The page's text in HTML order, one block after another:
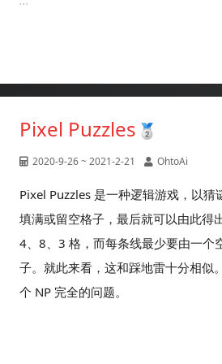
Pixel Puzzles
2020-9-26 ~ 2021-2-21 OhtoAi
Pixel Puzzles 是一种逻辑游戏，以
填满或留空格子，最后就可以由此得
4、8、3 格，而每条线最少要由一个
子。就此来看，这和踩地雷十分相似
个 NP 完全的问题。